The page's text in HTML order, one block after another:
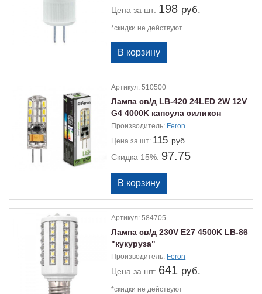
Цена за шт: 198 руб.
*скидки не действуют
Артикул:510500
Лампа св/д LB-420 24LED 2W 12V
G4 4000K капсула силикон
Производитель: Feron
Цена за шт: 115 руб.
Скидка 15%: 97.75
Артикул:584705
Лампа св/д 230V E27 4500K LB-86
"кукуруза"
Производитель: Feron
Цена за шт: 641 руб.
*скидки не действуют